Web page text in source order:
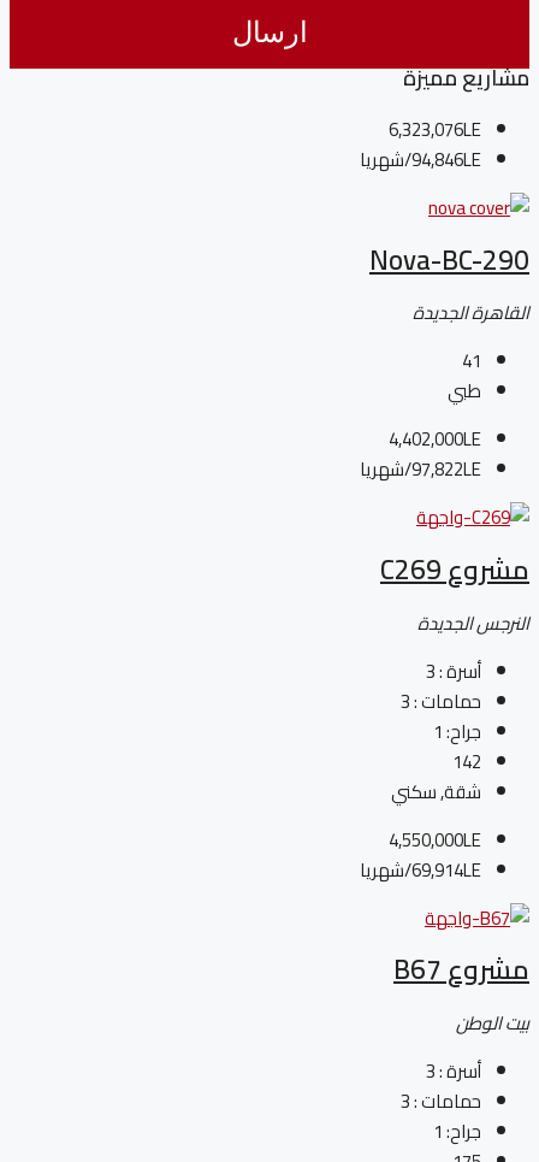
مشاريع مميزة
6,323,076LE
94,846LE/شهريا
Nova-BC-290
القاهرة الجديدة
41
طبي
4,402,000LE
97,822LE/شهريا
مشروع C269
النرجس الجديدة
أسرة :3
حمامات :3
جراح:1
142
شقة, سكني
4,550,000LE
69,914LE/شهريا
مشروع B67
بيت الوطن
أسرة :3
حمامات :3
جراح:1